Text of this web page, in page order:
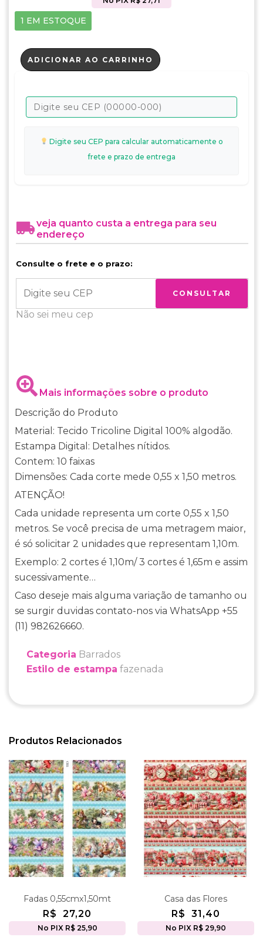
1 EM ESTOQUE
ADICIONAR AO CARRINHO
Digite seu CEP para calcular automaticamente o
frete e prazo de entrega
veja quanto custa a entrega para seu
endereço
Consulte o frete e o prazo:
CONSULTAR
Não sei meu cep
Mais informações sobre o produto
Descrição do Produto
Material: Tecido Tricoline Digital 100% algodão.
Estampa Digital: Detalhes nítidos.
Contem: 10 faixas
Dimensões: Cada corte mede 0,55 x 1,50 metros.
ATENÇÃO!
Cada unidade representa um corte 0,55 x 1,50
metros. Se você precisa de uma metragem maior,
é só solicitar 2 unidades que representam 1,10m.
Exemplo: 2 cortes é 1,10m/ 3 cortes é 1,65m e assim
sucessivamente…
Caso deseje mais alguma variação de tamanho ou
se surgir duvidas contato-nos via WhatsApp +55
(11) 982626660.
Categoria Barrados
Estilo de estampa fazenada
Produtos Relacionados
Fadas 0,55cmx1,50mt
R$ 27,20
No PIX R$ 25,90
Casa das Flores
R$ 31,40
No PIX R$ 29,90